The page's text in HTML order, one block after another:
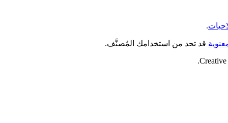
.
قد تحد من استخدامك المُصنَّف.